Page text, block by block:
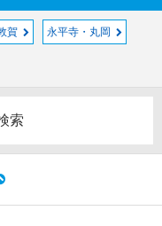
賀 永平寺・丸岡
索